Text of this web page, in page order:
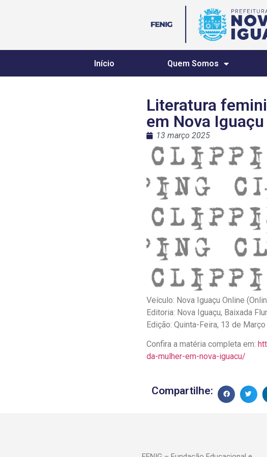
Início Quem Somos
Literatura
em Nova Iguaçu
13 março 2025
Veículo: Nova Iguaçu Online
Editoria: Nova Iguaçu, Baixada
Edição: Quinta-Feira, 13 de
Confira a matéria completa em:
da-mulher-em-nova-iguacu/
Compartilhe: